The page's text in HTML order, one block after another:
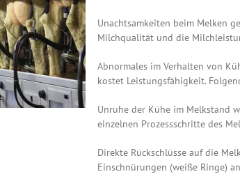
Unachtsamkeiten beim Melken
Milchqualität und die
Abnormales im Verhalten von
kostet Leistungsfähigkeit.
Unruhe der Kühe im Melkstand
einzelnen Prozessschritte des
Direkte Rückschlüsse auf die
Einschnürungen (weiße Ringe)